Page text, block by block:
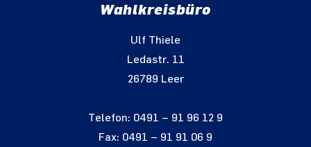
Wahlkreisbüro
Ulf Thiele
Ledastr. 11
26789 Leer
Telefon: 0491 – 91 96 12 9
Fax: 0491 – 91 91 06 9